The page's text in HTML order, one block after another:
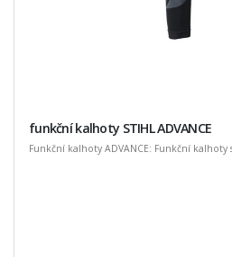
funkční kalhoty STIHL ADVANCE
Funkční kalhoty ADVANCE: Funkční